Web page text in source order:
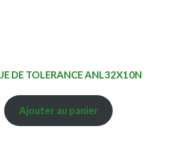
DE TOLERANCE ANL32X10N
Ajouter au panier